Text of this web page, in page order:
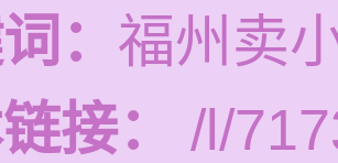
： 福州卖
接：
/l/